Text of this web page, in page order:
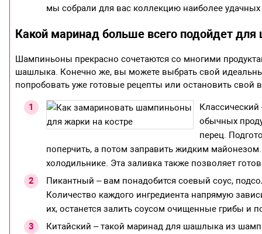
мы собрали для вас коллекцию наиболее
Какой маринад больше всего подойдет
Шампиньоны прекрасно сочетаются со многими
шашлыка. Конечно же, вы можете выбрать свой
попробовать уже готовые рецепты или остановить свой
обычных
перец.
поперчить, а потом заправить жидким
холодильнике. Эта заливка также позволяет
Пикантный – вам понадобится соевый соус,
Количество каждого ингредиента напрямую
их, останется залить соусом очищенные грибы и
Китайский – такой маринад для шашлыка из